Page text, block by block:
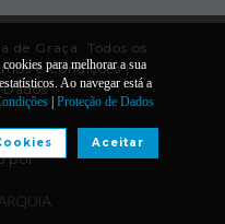
de Graça. Todos os
e Condições|
por:
para melhorar a sua
Ao navegar está a
| Proteção de Dados
Aceitar